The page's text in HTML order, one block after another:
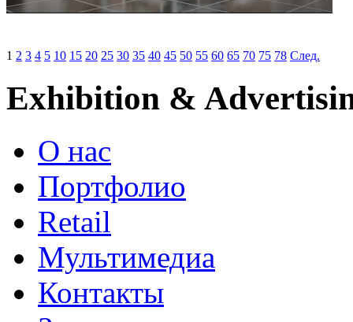
1 2 3 4 5 10 15 20 25 30 35 40 45 50 55 60 65 70 75 78 След.
Exhibition &
О нас
Портфолио
Retail
Мультимедиа
Контакты